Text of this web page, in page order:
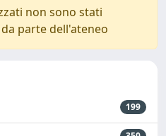
non sono stati
parte dell'ateneo
199